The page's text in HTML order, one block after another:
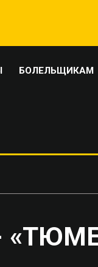
БОЛЕЛЬЩИКАМ